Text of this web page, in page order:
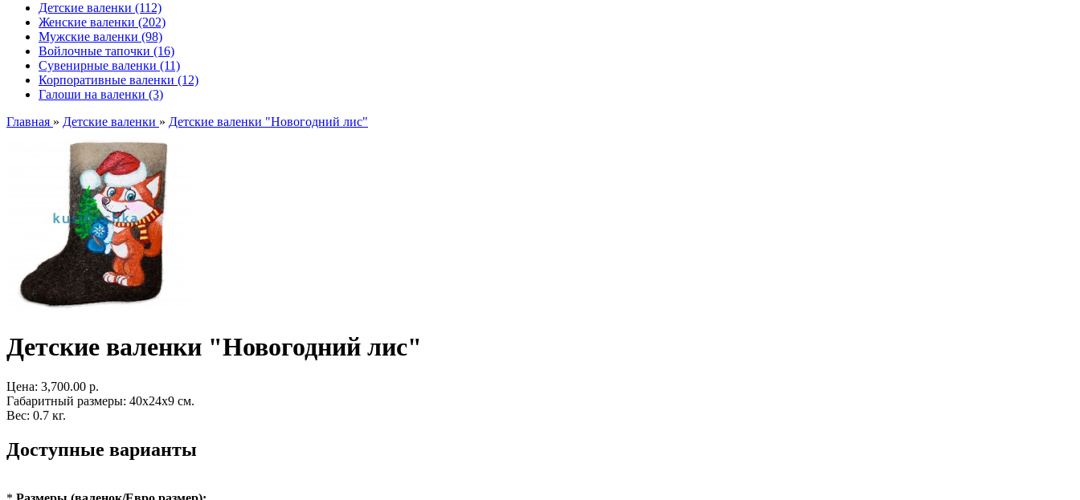
Детские валенки (112)
Женские валенки (202)
Мужские валенки (98)
Войлочные тапочки (16)
Сувенирные валенки (11)
Корпоративные валенки (12)
Галоши на валенки (3)
Главная » Детские валенки » Детские валенки "Новогодний лис"
Детские валенки "Новогодний лис"
Цена: 3,700.00 р.
Габаритный размеры: 40x24x9 см.
Вес: 0.7 кг.
Доступные варианты